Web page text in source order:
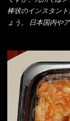
じゃないか～...
いしています。 皿
ドカ盛のキャベツ
ンとした厚さのあ
これを難なく完食
はないだろう。 こ
呼ばれるメニュー
いから、2枚乗せ
棒状のインスタン
ょう。 日本国内や
イ棒状ラーメンを
へ 坦々まぜそばと
なり私の胃袋をグ
デビューが決まり
チャルメラや日清
ん！！ 酸っぱくし